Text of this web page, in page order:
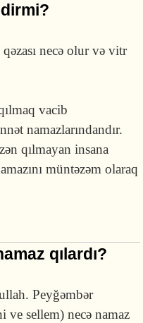
necə olur və vitr
vacib
namazlarındandır.
qılmayan insana
müntəzəm olaraq
qılardı?
Peyğəmbər
sellem) necə namaz